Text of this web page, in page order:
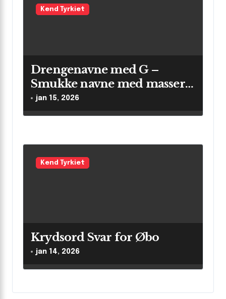
Kend Tyrkiet
Drengenavne med G –
Smukke navne med masser
af betydning
jan 15, 2026
Kend Tyrkiet
Krydsord Svar for Øbo
jan 14, 2026